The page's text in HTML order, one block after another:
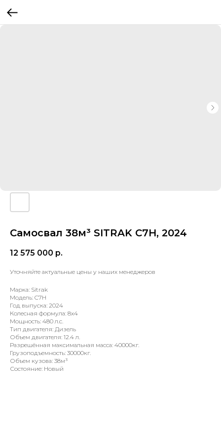
Самосвал 38м³ SITRAK C7H, 2024
12 575 000 р.
Уточняйте актуальные цены у наших менеджеров
Марка: Sitrak
Модель: C7H
Год выпуска: 2024
Колесная формула: 8х4
Мощность: 480 л.с.
Тип двигателя: Дизель
Объем двигателя: 12.4 л.
Разрешённая максимальная масса: 40000кг.
Грузоподъемность: 30000кг.
Объем кузова: 38м³
Состояние: Новый